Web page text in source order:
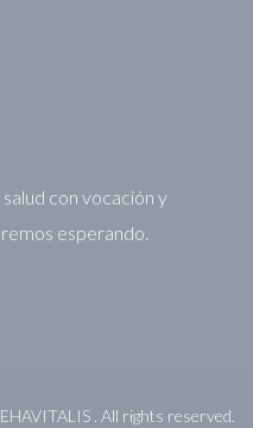
con vocación y
esperando.
. All rights reserved.